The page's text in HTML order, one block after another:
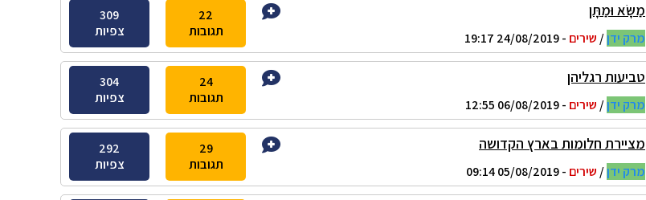
מַשָּׂא וּמַתָּן
מרק ידן/שירים - 24/08/2019 19:17
22
תגובות
309
צפיות
טביעות רגליהן
מרק ידן/שירים - 06/08/2019 12:55
24
תגובות
304
צפיות
מציירת חלומות בארץ הקדושה
מרק ידן/שירים - 05/08/2019 09:14
29
תגובות
292
צפיות